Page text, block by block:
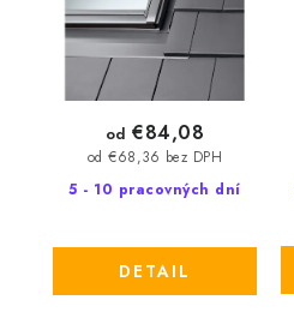
5 - 10 pracovných dní
od €68,36 bez DPH
od €84,08
DETAIL